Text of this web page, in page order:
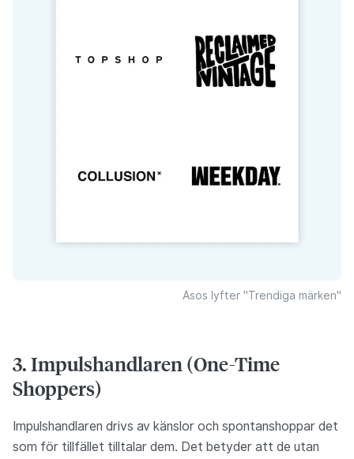
Asos lyfter "Trendiga märken"
3. Impulshandlaren (One-Time
Shoppers)
Impulshandlaren drivs av känslor och spontanshoppar det
som för tillfället tilltalar dem. Det betyder att de utan